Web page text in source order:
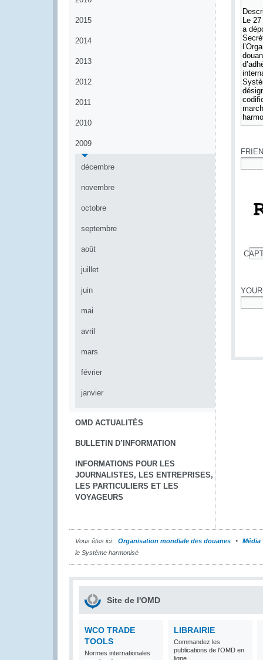
2015
2014
2013
2012
2011
2010
2009
décembre
novembre
octobre
septembre
août
juillet
juin
mai
avril
mars
février
janvier
OMD ACTUALITÉS
BULLETIN D’INFORMATION
INFORMATIONS POUR LES
JOURNALISTES, LES ENTREPRISES,
LES PARTICULIERS ET LES
VOYAGEURS
Vous êtes ici: Organisation mondiale des douanes
Média
le Système harmonisé
Site de l'OMD
WCO TRADE
TOOLS
Normes internationales
LIBRAIRIE
Commandez les
publications de l'OMD en
ligne